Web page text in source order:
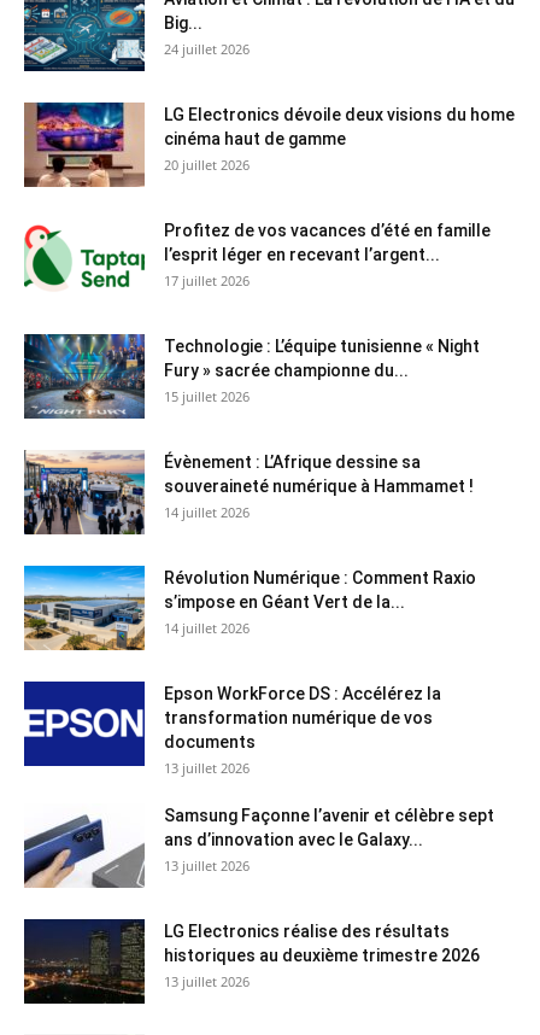
Big...
24 juillet 2026
LG Electronics dévoile deux visions du home
cinéma haut de gamme
20 juillet 2026
Profitez de vos vacances d’été en famille
l’esprit léger en recevant l’argent...
17 juillet 2026
Technologie : L’équipe tunisienne « Night
Fury » sacrée championne du...
15 juillet 2026
Évènement : L’Afrique dessine sa
souveraineté numérique à Hammamet !
14 juillet 2026
Révolution Numérique : Comment Raxio
s’impose en Géant Vert de la...
14 juillet 2026
Epson WorkForce DS : Accélérez la
transformation numérique de vos
documents
13 juillet 2026
Samsung Façonne l’avenir et célèbre sept
ans d’innovation avec le Galaxy...
13 juillet 2026
LG Electronics réalise des résultats
historiques au deuxième trimestre 2026
13 juillet 2026